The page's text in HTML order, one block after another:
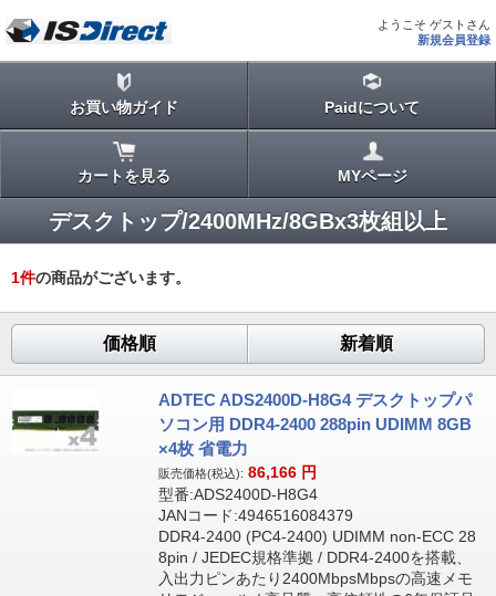
ようこそ ゲストさん
新規会員登録
お買い物ガイド Paidについて
カートを見る MYページ
デスクトップ/2400MHz/8GBx3枚組以上
1件の商品がございます。
価格順 新着順
ADTEC ADS2400D-H8G4 デスクトップパ
ソコン用 DDR4-2400 288pin UDIMM 8GB
×4枚 省電力
販売価格(税込): 86,166 円
型番:ADS2400D-H8G4
JANコード:4946516084379
DDR4-2400 (PC4-2400) UDIMM non-ECC 28
8pin / JEDEC規格準拠 / DDR4-2400を搭載、
入出力ピンあたり2400MbpsMbpsの高速メモ